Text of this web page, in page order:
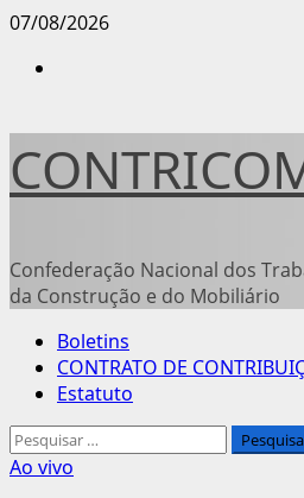
Avançar
07/08/2026
Confederação Nacional dos
da Construção e do Mobiliário
Menu
principal
Boletins
CONTRATO DE
Estatuto
Pesquisar
por:
Ao vivo